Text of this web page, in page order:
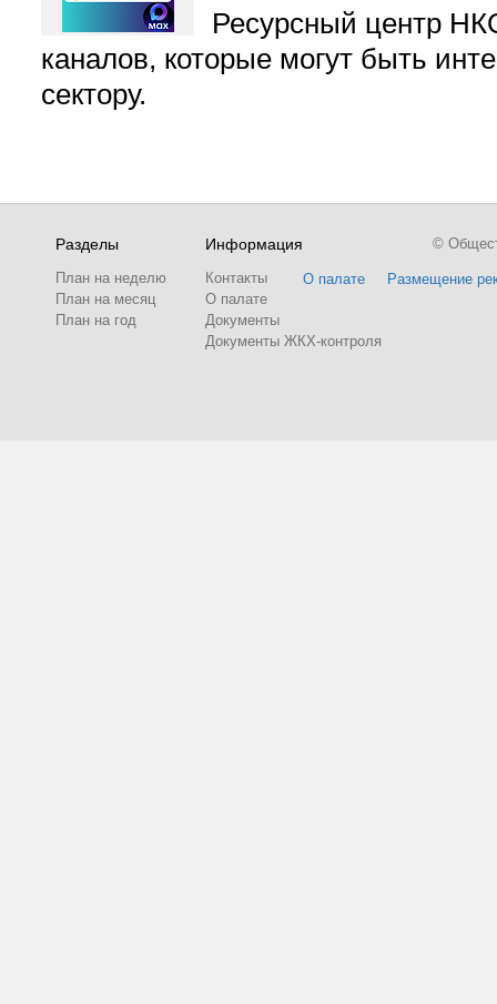
Ресурсный центр
каналов, которые могут быть
сектору.
Разделы
План на неделю
План на месяц
План на год
Информация
Контакты
О палате
Документы
Документы ЖКХ-контроля
О палате Размещение
©